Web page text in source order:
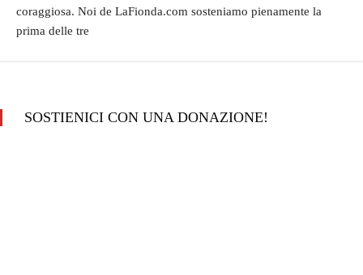
coraggiosa. Noi de LaFionda.com sosteniamo pienamente la
prima delle tre
SOSTIENICI CON UNA DONAZIONE!